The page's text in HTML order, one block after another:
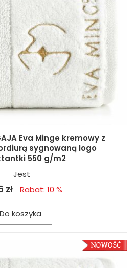
Eva Minge kremowy z
sygnowaną logo
550 g/m2
Jest
zł Rabat: 10 %
Do koszyka